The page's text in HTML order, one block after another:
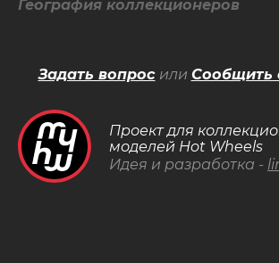
География коллекционеров
Проект для
моделей Hot Wheels
Идея и разработка -
Задать вопросили Сообщить